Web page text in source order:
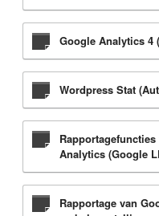
Google Analytics 4
Wordpress Stat
Analytics (Google
Rapportage van